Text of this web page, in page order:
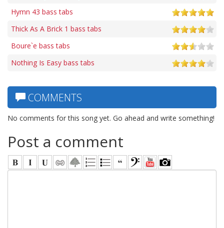
Hymn 43 bass tabs
Thick As A Brick 1 bass tabs
Boure`e bass tabs
Nothing Is Easy bass tabs
COMMENTS
No comments for this song yet. Go ahead and write something!
Post a comment